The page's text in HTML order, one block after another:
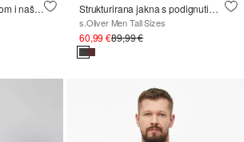
Majica s Troyer ovratnikom i našivkom logotipa Strukturirana jakna s podignutim ovratnikom
s.Oliver Men Tall Sizes
60,99 €89,99 €